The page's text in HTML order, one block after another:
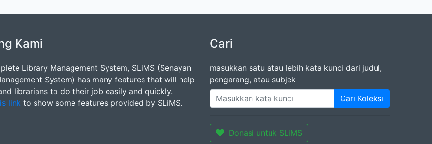
Kami
Library Management System, SLiMS (Senayan
System) has many features that will help
librarians to do their job easily and quickly.
link to show some features provided by SLiMS.
Cari
masukkan satu atau lebih kata kunci dari judul,
pengarang, atau subjek
Cari Koleksi
Donasi untuk SLiMS